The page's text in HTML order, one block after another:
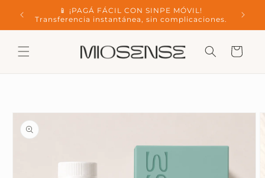
content
de
📱 ¡PAGÁ FÁCIL CON SINPE MÓVIL!
Transferencia instantánea, sin complicaciones.
Cart
Skip to
product
information